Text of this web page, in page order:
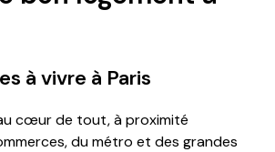
à vivre à Paris
cœur de tout, à proximité
du métro et des grandes